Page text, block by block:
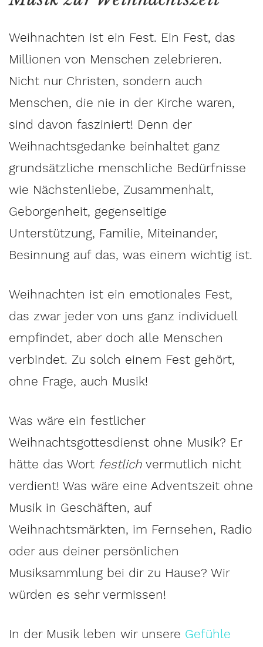
Weihnachten ist ein Fest. Ein Fest, das
Millionen von Menschen zelebrieren.
Nicht nur Christen, sondern auch
Menschen, die nie in der Kirche waren,
sind davon fasziniert! Denn der
Weihnachtsgedanke beinhaltet ganz
grundsätzliche menschliche Bedürfnisse
wie Nächstenliebe, Zusammenhalt,
Geborgenheit, gegenseitige
Unterstützung, Familie, Miteinander,
Besinnung auf das, was einem wichtig ist.
Weihnachten ist ein emotionales Fest,
das zwar jeder von uns ganz individuell
empfindet, aber doch alle Menschen
verbindet. Zu solch einem Fest gehört,
ohne Frage, auch Musik!
Was wäre ein festlicher
Weihnachtsgottesdienst ohne Musik? Er
hätte das Wort festlich vermutlich nicht
verdient! Was wäre eine Adventszeit ohne
Musik in Geschäften, auf
Weihnachtsmärkten, im Fernsehen, Radio
oder aus deiner persönlichen
Musiksammlung bei dir zu Hause? Wir
würden es sehr vermissen!
In der Musik leben wir unsere Gefühle